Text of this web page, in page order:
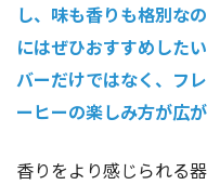
し、味も香りも格別な
にはぜひおすすめした
バーだけではなく、フ
ーヒーの楽しみ方が広が
香りをより感じられる